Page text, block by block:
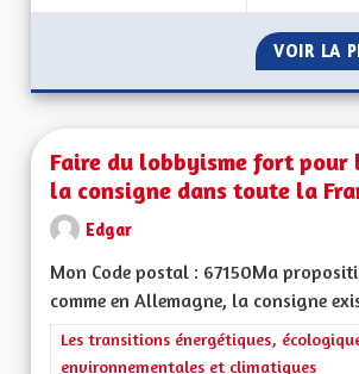
VOIR LA
Faire du lobbyisme fort pour
la consigne dans toute la
Edgar
Mon Code postal : 67150Ma
comme en Allemagne, la consigne
Filtrer les résultats de la catégorie :
Les transitions énergétiques,
environnementales et climatiques